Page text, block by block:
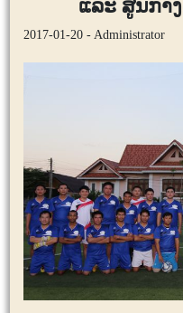
ແລະ ສູນກາ
2017-01-20 - Administrator